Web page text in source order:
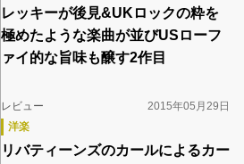
レッキーが後見&UKロックの粋を
極めたような楽曲が並びUSローフ
ァイ的な旨味も醸す2作目
レビュー
2015年05月29日
洋楽
リバティーンズのカールによるカー